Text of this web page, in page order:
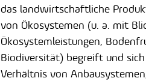
das landwirtschaftliche
von Ökosystemen (u. a. mit
Ökosystemleistungen,
Biodiversität) begreift und
Verhältnis von